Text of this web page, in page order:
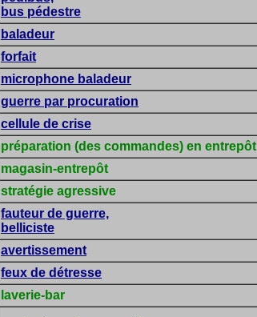
bus pédestre
baladeur
forfait
microphone baladeur
guerre par procuration
cellule de crise
préparation (des commandes) en entrepôt
magasin-entrepôt
stratégie agressive
fauteur de guerre,
belliciste
avertissement
feux de détresse
laverie-bar